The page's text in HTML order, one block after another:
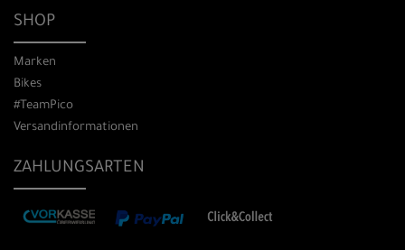
SHOP
Marken
Bikes
#TeamPico
Versandinformationen
ZAHLUNGSARTEN